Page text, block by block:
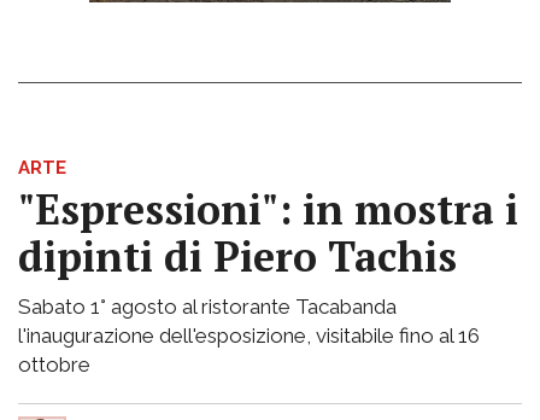
ARTE
"Espressioni": in mostra i
dipinti di Piero Tachis
Sabato 1° agosto al ristorante Tacabanda
l'inaugurazione dell'esposizione, visitabile fino al 16
ottobre